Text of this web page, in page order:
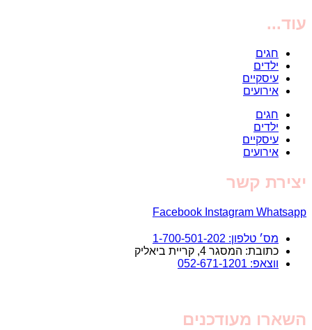
עוד...
חגים
ילדים
עיסקיים
אירועים
חגים
ילדים
עיסקיים
אירועים
יצירת קשר
Facebook Instagram Whatsapp
מס׳ טלפון: 1-700-501-202
כתובת: המסגר 4, קריית ביאליק
ווצאפ: 052-671-1201
השארו מעודכנים